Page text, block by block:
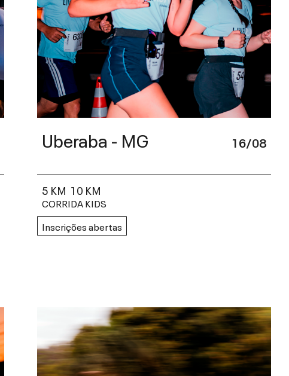
Uberaba - MG 16/08
5 KM 10 KM
CORRIDA KIDS
Inscrições abertas